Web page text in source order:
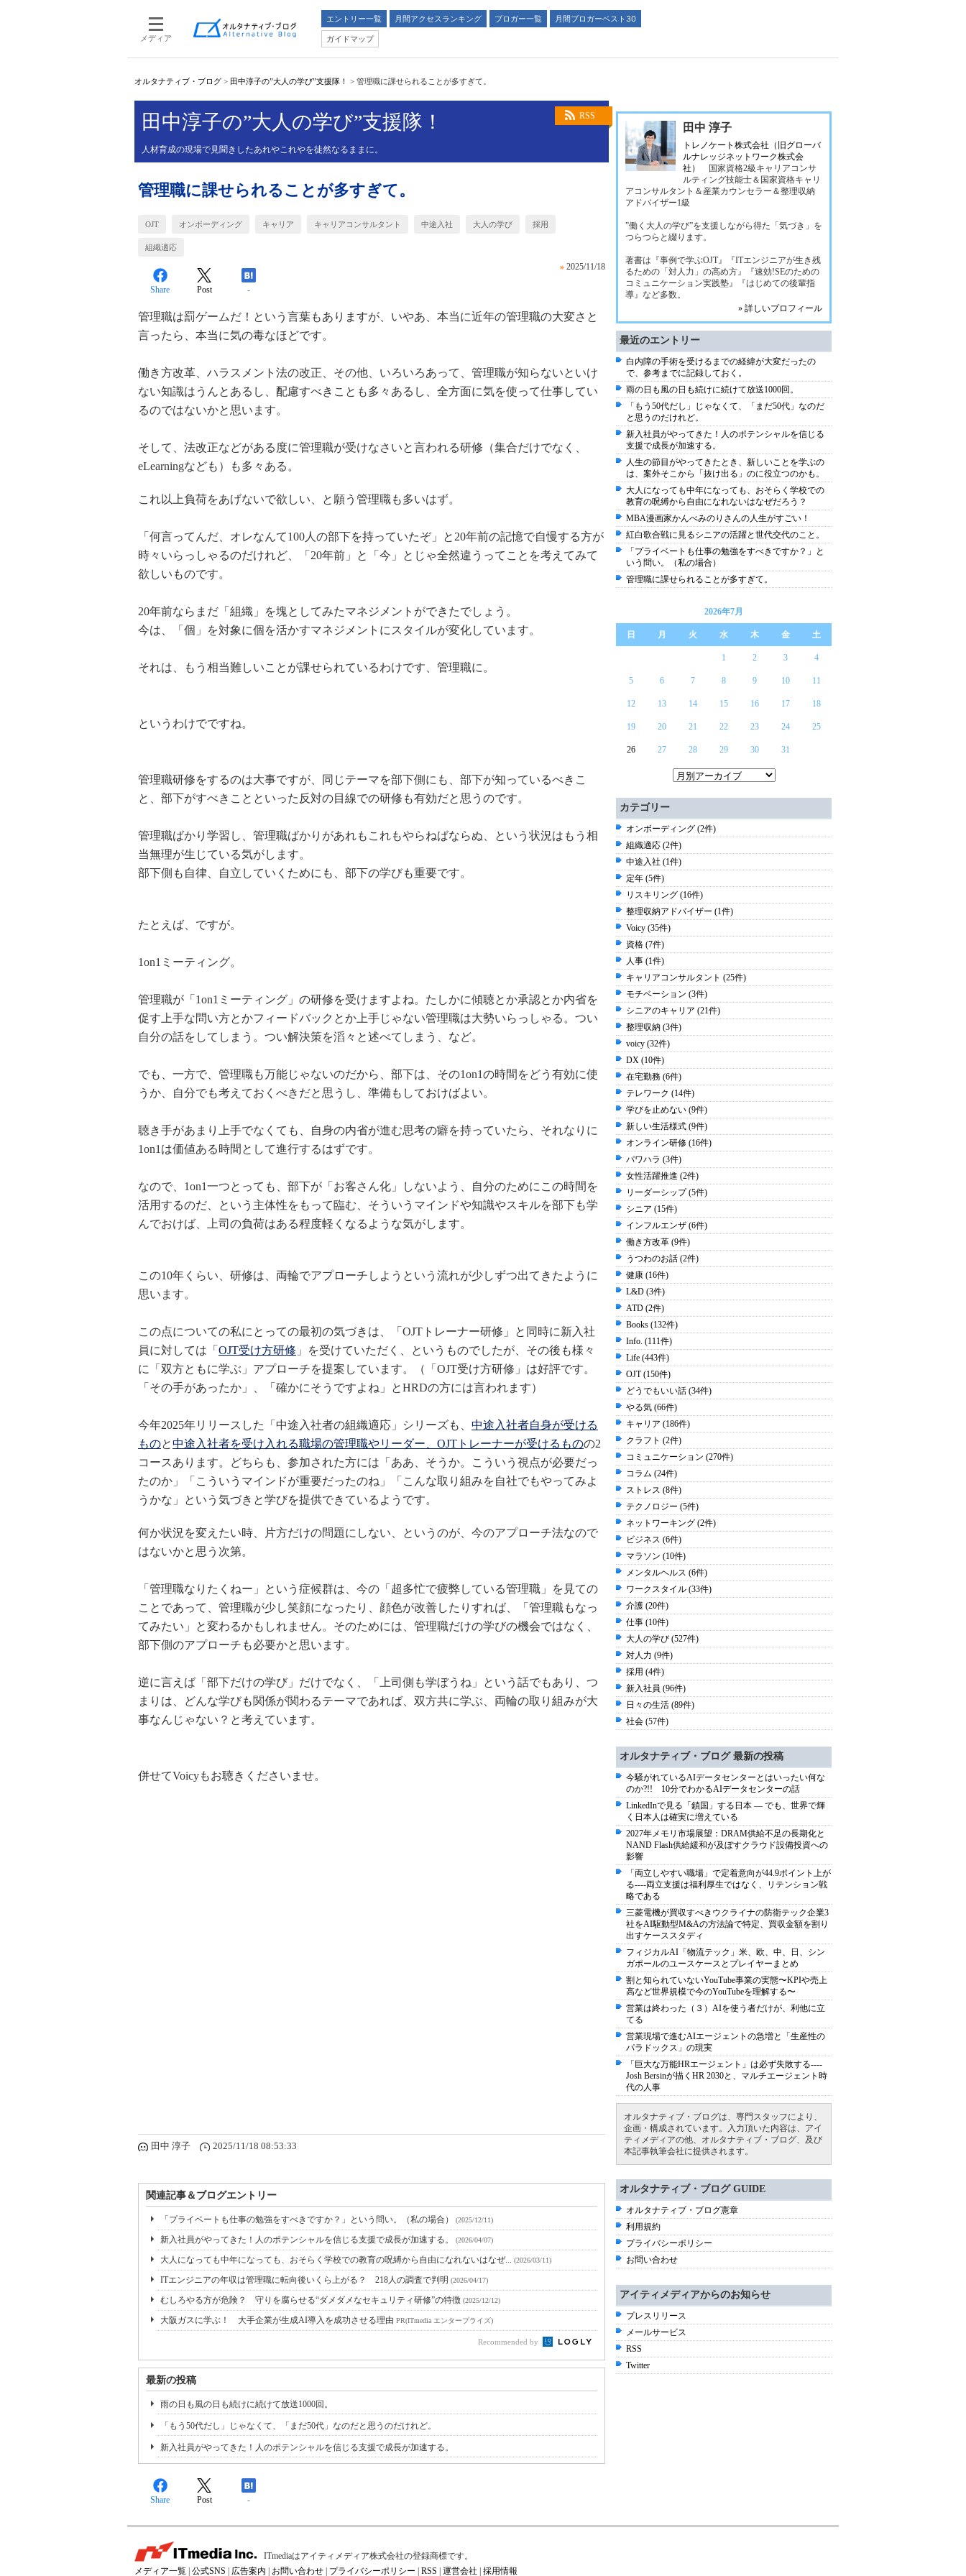
メディア
エントリー一覧 月間アクセスランキング ブロガー一覧
月間ブロガーベスト30
ガイドマップ
オルタナティブ・ブログ > 田中淳子の”大人の学び”支援隊！ > 管理職に課せられることが多すぎて。
RSS
田中淳子の”大人の学び”支援隊！
人材育成の現場で見聞きしたあれやこれやを徒然なるままに。
管理職に課せられることが多すぎて。
OJT オンボーディング キャリア キャリアコンサルタント 中途入社 大人の学び 採用
組織適応
» 2025/11/18
Share Post -
管理職は罰ゲームだ！という言葉もありますが、いやあ、本当に近年の管理職の大変さと
言ったら、本当に気の毒なほどです。
働き方改革、ハラスメント法の改正、その他、いろいろあって、管理職が知らないといけ
ない知識はうんとあるし、配慮すべきことも多々あるし、全方面に気を使って仕事してい
るのではないかと思います。
そして、法改正などがある度に管理職が受けなさいと言われる研修（集合だけでなく、
eLearningなども）も多々ある。
これ以上負荷をあげないで欲しい、と願う管理職も多いはず。
「何言ってんだ、オレなんて100人の部下を持っていたぞ」と20年前の記憶で自慢する方が
時々いらっしゃるのだけれど、「20年前」と「今」とじゃ全然違うってことを考えてみて
欲しいものです。
20年前ならまだ「組織」を塊としてみたマネジメントができたでしょう。
今は、「個」を対象に個を活かすマネジメントにスタイルが変化しています。
それは、もう相当難しいことが課せられているわけです、管理職に。
というわけでですね。
管理職研修をするのは大事ですが、同じテーマを部下側にも、部下が知っているべきこ
と、部下がすべきことといった反対の目線での研修も有効だと思うのです。
管理職ばかり学習し、管理職ばかりがあれもこれもやらねばならぬ、という状況はもう相
当無理が生じている気がします。
部下側も自律、自立していくためにも、部下の学びも重要です。
たとえば、ですが。
1on1ミーティング。
管理職が「1on1ミーティング」の研修を受けますよね。たしかに傾聴とか承認とか内省を
促す上手な問い方とかフィードバックとか上手じゃない管理職は大勢いらっしゃる。つい
自分の話をしてしまう。つい解決策を滔々と述べてしまう、など。
でも、一方で、管理職も万能じゃないのだから、部下は、その1on1の時間をどう有効に使
うか、自分でも考えておくべきだと思うし、準備もしておけばよい。
聴き手があまり上手でなくても、自身の内省が進む思考の癖を持っていたら、それなりに
1on1は価値ある時間として進行するはずです。
なので、1on1一つとっても、部下が「お客さん化」しないよう、自分のためにこの時間を
活用するのだ、という主体性をもって臨む、そういうマインドや知識やスキルを部下も学
んでおけば、上司の負荷はある程度軽くなるような気がします。
この10年くらい、研修は、両輪でアプローチしようという流れが少しずつ出てきたように
思います。
この点についての私にとっての最初の気づきは、「OJTトレーナー研修」と同時に新入社
員に対しては「 OJT受け方研修 」を受けていただく、というものでしたが、その後も様々
に「双方ともに学ぶ」アプローチを提案しています。（「OJT受け方研修」は好評です。
「その手があったか」、「確かにそうですよね」とHRDの方には言われます）
今年2025年リリースした「中途入社者の組織適応」シリーズも、 中途入社者自身が受ける
ものと中途入社者を受け入れる職場の管理職やリーダー、OJTトレーナーが受けるものの2
コースあります。どちらも、参加された方には「ああ、そうか。こういう視点が必要だっ
たのか」「こういうマインドが重要だったのね」「こんな取り組みを自社でもやってみよ
うかな」という気づきと学びを提供できているようです。
何か状況を変えたい時、片方だけの問題にしない、というのが、今のアプローチ法なので
はないかと思う次第。
「管理職なりたくねー」という症候群は、今の「超多忙で疲弊している管理職」を見ての
ことであって、管理職が少し笑顔になったり、顔色が改善したりすれば、「管理職もなっ
てみたい」と変わるかもしれません。そのためには、管理職だけの学びの機会ではなく、
部下側のアプローチも必要かと思います。
逆に言えば「部下だけの学び」だけでなく、「上司側も学ぼうね」という話でもあり、つ
まりは、どんな学びも関係が関わるテーマであれば、双方共に学ぶ、両輪の取り組みが大
事なんじゃない？と考えています。
併せてVoicyもお聴きくださいませ。
田中 淳子 2025/11/18 08:53:33
関連記事＆ブログエントリー
「プライベートも仕事の勉強をすべきですか？」という問い。（私の場合） (2025/12/11)
新入社員がやってきた！人のポテンシャルを信じる支援で成長が加速する。 (2026/04/07)
大人になっても中年になっても、おそらく学校での教育の呪縛から自由になれないはなぜ... (2026/03/11)
ITエンジニアの年収は管理職に転向後いくら上がる？ 218人の調査で判明 (2026/04/17)
むしろやる方が危険？ 守りを腐らせる“ダメダメなセキュリティ研修”の特徴 (2025/12/12)
大阪ガスに学ぶ！ 大手企業が生成AI導入を成功させる理由 PR(ITmedia エンタープライズ)
Recommended by
最新の投稿
雨の日も風の日も続けに続けて放送1000回。
「もう50代だし」じゃなくて、「まだ50代」なのだと思うのだけれど。
新入社員がやってきた！人のポテンシャルを信じる支援で成長が加速する。
Share Post -
田中 淳子
トレノケート株式会社（旧グローバ
ルナレッジネットワーク株式会
社）
国家資格2級キャリアコンサ
ルティング技能士＆国家資格キャリ
アコンサルタント＆産業カウンセラー＆整理収納
アドバイザー1級
”働く大人の学び”を支援しながら得た「気づき」を
つらつらと綴ります。
著書は『事例で学ぶOJT』『ITエンジニアが生き残
るための「対人力」の高め方』『速効!SEのための
コミュニケーション実践塾』『はじめての後輩指
導』など多数。
» 詳しいプロフィール
最近のエントリー
白内障の手術を受けるまでの経緯が大変だったの
で、参考までに記録しておく。
雨の日も風の日も続けに続けて放送1000回。
「もう50代だし」じゃなくて、「まだ50代」なのだ
と思うのだけれど。
新入社員がやってきた！人のポテンシャルを信じる
支援で成長が加速する。
人生の節目がやってきたとき、新しいことを学ぶの
は、案外そこから「抜け出る」のに役立つのかも。
大人になっても中年になっても、おそらく学校での
教育の呪縛から自由になれないはなぜだろう？
MBA漫画家かんべみのりさんの人生がすごい！
紅白歌合戦に見るシニアの活躍と世代交代のこと。
「プライベートも仕事の勉強をすべきですか？」と
いう問い。（私の場合）
管理職に課せられることが多すぎて。
2026年7月
日 月 火 水 木 金 土
1 2 3 4
5 6 7 8 9 10 11
12 13 14 15 16 17 18
19 20 21 22 23 24 25
26 27 28 29 30 31
カテゴリー
オンボーディング (2件)
組織適応 (2件)
中途入社 (1件)
定年 (5件)
リスキリング (16件)
整理収納アドバイザー (1件)
Voicy (35件)
資格 (7件)
人事 (1件)
キャリアコンサルタント (25件)
モチベーション (3件)
シニアのキャリア (21件)
整理収納 (3件)
voicy (32件)
DX (10件)
在宅勤務 (6件)
テレワーク (14件)
学びを止めない (9件)
新しい生活様式 (9件)
オンライン研修 (16件)
パワハラ (3件)
女性活躍推進 (2件)
リーダーシップ (5件)
シニア (15件)
インフルエンザ (6件)
働き方改革 (9件)
うつわのお話 (2件)
健康 (16件)
L&D (3件)
ATD (2件)
Books (132件)
Info. (111件)
Life (443件)
OJT (150件)
どうでもいい話 (34件)
やる気 (66件)
キャリア (186件)
クラフト (2件)
コミュニケーション (270件)
コラム (24件)
ストレス (8件)
テクノロジー (5件)
ネットワーキング (2件)
ビジネス (6件)
マラソン (10件)
メンタルヘルス (6件)
ワークスタイル (33件)
介護 (20件)
仕事 (10件)
大人の学び (527件)
対人力 (9件)
採用 (4件)
新入社員 (96件)
日々の生活 (89件)
社会 (57件)
オルタナティブ・ブログ 最新の投稿
今騒がれているAIデータセンターとはいったい何な
のか?!! 10分でわかるAIデータセンターの話
LinkedInで見る「鎖国」する日本 ― でも、世界で輝
く日本人は確実に増えている
2027年メモリ市場展望：DRAM供給不足の長期化と
NAND Flash供給緩和が及ぼすクラウド設備投資への
影響
「両立しやすい職場」で定着意向が44.9ポイント上が
る----両立支援は福利厚生ではなく、リテンション戦
略である
三菱電機が買収すべきウクライナの防衛テック企業3
社をAI駆動型M&Aの方法論で特定、買収金額を割り
出すケーススタディ
フィジカルAI「物流テック」米、欧、中、日、シン
ガポールのユースケースとプレイヤーまとめ
割と知られていないYouTube事業の実態〜KPIや売上
高など世界規模で今のYouTubeを理解する〜
営業は終わった（３）AIを使う者だけが、利他に立
てる
営業現場で進むAIエージェントの急増と「生産性の
パラドックス」の現実
「巨大な万能HRエージェント」は必ず失敗する----
Josh Bersinが描くHR 2030と、マルチエージェント時
代の人事
オルタナティブ・ブログは、専門スタッフにより、
企画・構成されています。入力頂いた内容は、アイ
ティメディアの他、オルタナティブ・ブログ、及び
本記事執筆会社に提供されます。
オルタナティブ・ブログ GUIDE
オルタナティブ・ブログ憲章
利用規約
プライバシーポリシー
お問い合わせ
アイティメディアからのお知らせ
プレスリリース
メールサービス
RSS
Twitter
ITmediaはアイティメディア株式会社の登録商標です。
メディア一覧 公式SNS 広告案内 お問い合わせ プライバシーポリシー RSS 運営会社 採用情報